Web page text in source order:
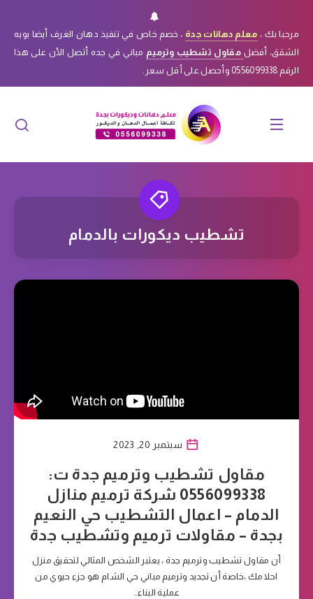
مرحبا بك ، معلم دهانات جدة ، خصم خاص في تنفيذ دهان الغرف أيضا بويه
الشقق، أفضل مقاول تشطيب وترميم مباني في جده أتصل الأن على هذا
الرقم 0556099338 وأحصل على أقل سعر.
تشطيب ديكورات بالدمام
سبتمبر 20, 2023
مقاول تشطيب وترميم جدة ت:
0556099338 شركة ترميم منازل
الدمام – اعمال التشطيب حي النعيم
بجدة – مقاولات ترميم وتشطيب جدة
أن مقاول تشطيب وترميم جدة ، يعتبر الشخص المثالي لتحقيق منزل
احلامك ،خاصة أن تجديد وترميم مباني حي الشام هو جزء حيوي من
عملية البناء…